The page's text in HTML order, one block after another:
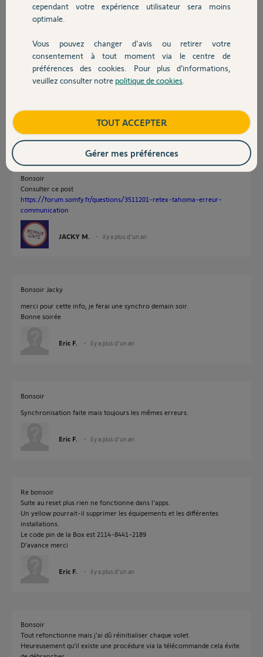
Devis avec un pro
Contact
Eric F.
il y a plus d'un an
Réponses
Bonsoir
Consulter ce post
https://forum.somfy.fr/questions/3511201-retex-tahoma-erreur-
communication
JACKY M. il y a plus d'un an
Bonsoir Jacky
merci pour cette info, je ferai une synchro demain soir.
Bonne soirée
Eric F. il y a plus d'un an
Bonsoir
Synchronisation faite mais toujours les mêmes erreurs.
Eric F. il y a plus d'un an
Re bonsoir
Suite au reset plus rien ne fonctionne dans l’apps.
Un yellow pourrait-il supprimer les équipements et les différentes
installations.
Le code pin de la Box est 2114-8441-2189
D’avance merci
Eric F. il y a plus d'un an
Bonsoir
Tout refonctionne mais j’ai dû réinitialiser chaque volet.
Heureusement qu’il existe une procédure via la télécommande cela évite
cependant votre expérience utilisateur sera moins
optimale.
Vous pouvez changer d'avis ou retirer votre
consentement à tout moment via le centre de
préférences des cookies. Pour plus d’informations,
veuillez consulter notre politique de cookies
TOUT ACCEPTER
Gérer mes préférences